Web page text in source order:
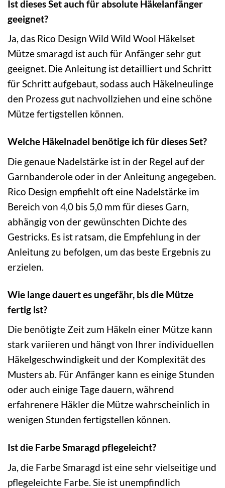
Ist dieses Set auch für absolute Häkelanfänger
geeignet?
Ja, das Rico Design Wild Wild Wool Häkelset
Mütze smaragd ist auch für Anfänger sehr gut
geeignet. Die Anleitung ist detailliert und Schritt
für Schritt aufgebaut, sodass auch Häkelneulinge
den Prozess gut nachvollziehen und eine schöne
Mütze fertigstellen können.
Welche Häkelnadel benötige ich für dieses Set?
Die genaue Nadelstärke ist in der Regel auf der
Garnbanderole oder in der Anleitung angegeben.
Rico Design empfiehlt oft eine Nadelstärke im
Bereich von 4,0 bis 5,0 mm für dieses Garn,
abhängig von der gewünschten Dichte des
Gestricks. Es ist ratsam, die Empfehlung in der
Anleitung zu befolgen, um das beste Ergebnis zu
erzielen.
Wie lange dauert es ungefähr, bis die Mütze
fertig ist?
Die benötigte Zeit zum Häkeln einer Mütze kann
stark variieren und hängt von Ihrer individuellen
Häkelgeschwindigkeit und der Komplexität des
Musters ab. Für Anfänger kann es einige Stunden
oder auch einige Tage dauern, während
erfahrenere Häkler die Mütze wahrscheinlich in
wenigen Stunden fertigstellen können.
Ist die Farbe Smaragd pflegeleicht?
Ja, die Farbe Smaragd ist eine sehr vielseitige und
pflegeleichte Farbe. Sie ist unempfindlich